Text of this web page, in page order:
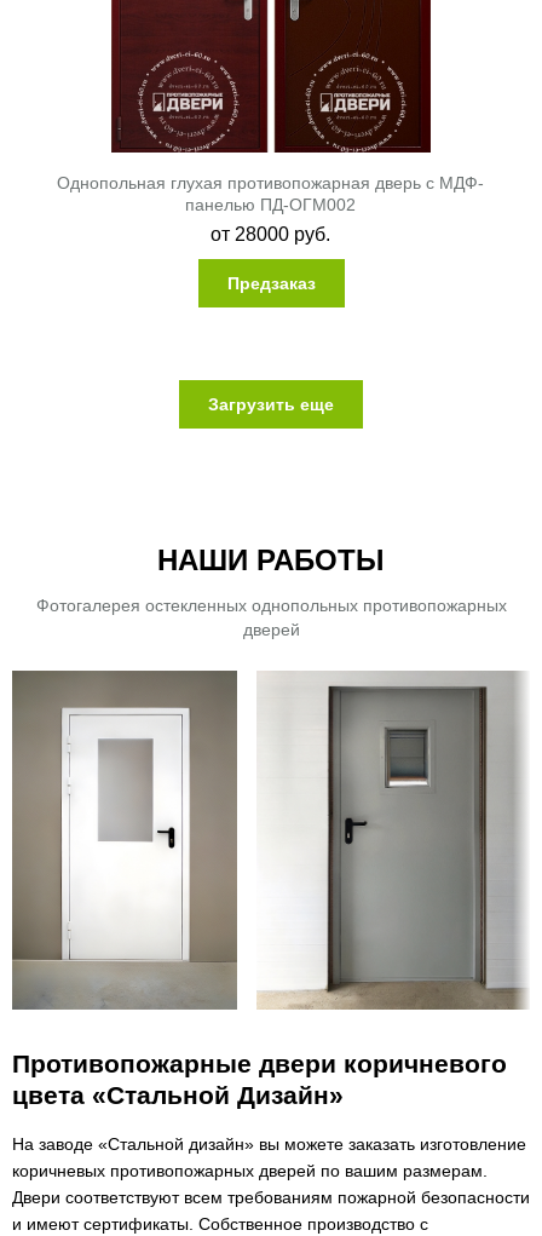
Однопольная глухая противопожарная дверь с МДФ-
панелью ПД-ОГМ002
от 28000 руб.
Предзаказ
Загрузить еще
НАШИ РАБОТЫ
Фотогалерея остекленных однопольных противопожарных
дверей
Противопожарные двери коричневого
цвета «Стальной Дизайн»
На заводе «Стальной дизайн» вы можете заказать изготовление
коричневых противопожарных дверей по вашим размерам.
Двери соответствуют всем требованиям пожарной безопасности
и имеют сертификаты. Собственное производство с